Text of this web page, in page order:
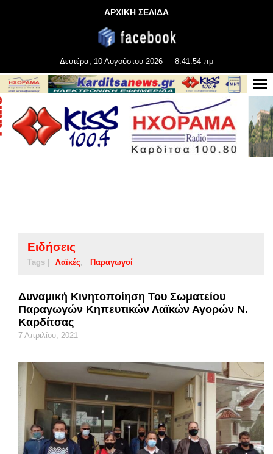
ΑΡΧΙΚΗ ΣΕΛΙΔΑ
Δευτέρα, 10 Αυγούστου 2026 8:41:55 πμ
Ειδήσεις
Tags | Λαϊκές Παραγωγοί
Δυναμική Κινητοποίηση Του Σωματείου
Παραγωγών Κηπευτικών Λαϊκών Αγορών Ν.
Καρδίτσας
7 Απριλίου, 2021